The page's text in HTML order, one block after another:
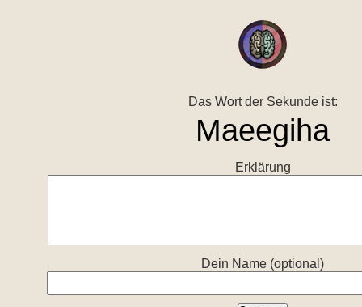
Das Wort der Sekunde ist:
Erklärung
Dein Name (optional)